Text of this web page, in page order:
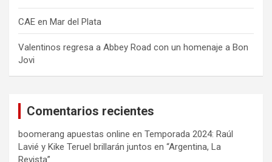
CAE en Mar del Plata
Valentinos regresa a Abbey Road con un homenaje a Bon
Jovi
Comentarios recientes
boomerang apuestas online en Temporada 2024: Raúl
Lavié y Kike Teruel brillarán juntos en “Argentina, La
Revista”